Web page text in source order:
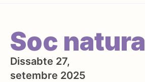
Soc natura
Dissabte 27,
setembre 2025